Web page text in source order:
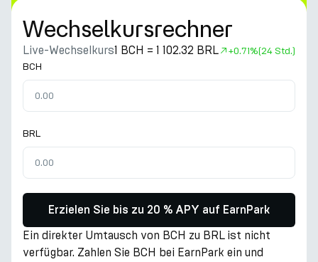
Wechselkursrechner
Live-Wechselkurs1 BCH = 1 102.32 BRL +0.71%(24 Std.)
BCH
BRL
Erzielen Sie bis zu 20 % APY auf EarnPark
Ein direkter Umtausch von BCH zu BRL ist nicht
verfügbar. Zahlen Sie BCH bei EarnPark ein und